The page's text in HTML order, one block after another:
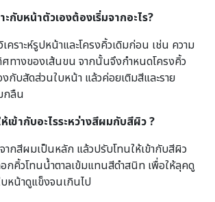
ะกับหน้าตัวเองต้องเริ่มจากอะไร?
เคราะห์รูปหน้าและโครงคิ้วเดิมก่อน เช่น ความ
ศทางของเส้นขน จากนั้นจึงกำหนดโครงคิ้ว
กับสัดส่วนใบหน้า แล้วค่อยเติมสีและราย
กลืน
เข้ากับอะไรระหว่างสีผมกับสีผิว ?
ากสีผมเป็นหลัก แล้วปรับโทนให้เข้ากับสีผิว
กคิ้วโทนน้ำตาลเข้มแทนสีดำสนิท เพื่อให้ลุคดู
หน้าดูแข็งจนเกินไป